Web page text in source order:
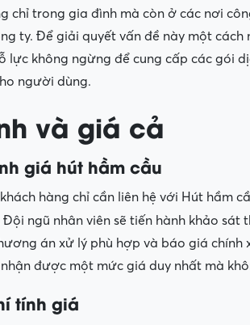
chỉ trong gia đình mà còn ở các nơi
ty. Để giải quyết vấn đề này một cách
lực không ngừng để cung cấp các gói
người dùng.
và giá cả
giá hút hầm cầu
khách hàng chỉ cần liên hệ với Hút hầm
Đội ngũ nhân viên sẽ tiến hành khảo
án xử lý phù hợp và báo giá chính
được một mức giá duy nhất mà
tính giá